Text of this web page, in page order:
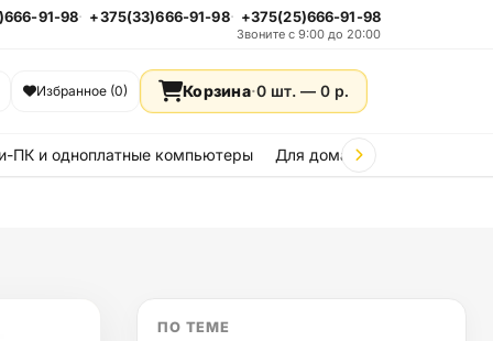
91-98 +375(33)666-91-98 +375(25)666-91-98
Звоните с 9:00 до 20:00
Избранное (0) Корзина·0 шт. — 0 р.
ПК и одноплатные компьютеры Для дома и дачи
ПО ТЕМЕ